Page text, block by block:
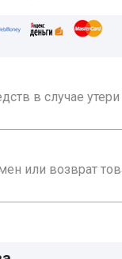
в случае
или возврат